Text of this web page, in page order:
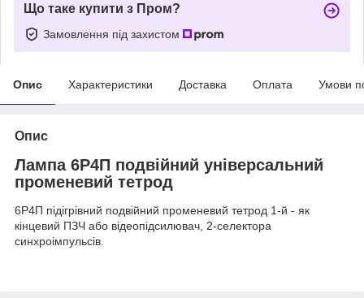
Що таке купити з Пром?
Замовлення під захистом
Опис Характеристики Доставка Оплата Умови
Опис
Лампа 6Р4П подвійний універсальний
променевий тетрод
6Р4П підігрівний подвійний променевий тетрод 1-й - як
кінцевий ПЗЧ або відеопідсилювач, 2-селектора
синхроімпульсів.